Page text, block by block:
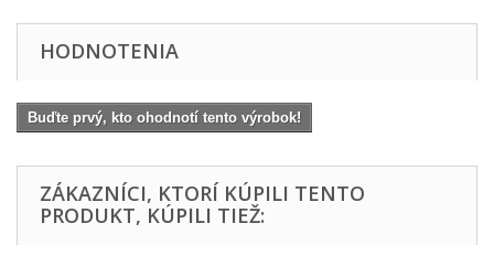
HODNOTENIA
Buďte prvý, kto ohodnotí tento výrobok!
ZÁKAZNÍCI, KTORÍ KÚPILI TENTO
PRODUKT, KÚPILI TIEŽ: